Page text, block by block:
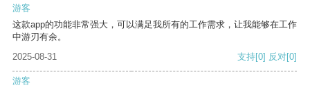
游客
这款app的功能非常强大，可以满足我所有的工作需求，让我能够在工作
中游刃有余。
2025-08-31
支持[0] 反对[0]
游客